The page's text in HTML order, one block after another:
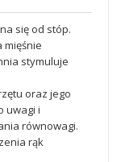
się od stóp.
mięśnie
stymuluje
oraz jego
uwagi i
równowagi.
rąk